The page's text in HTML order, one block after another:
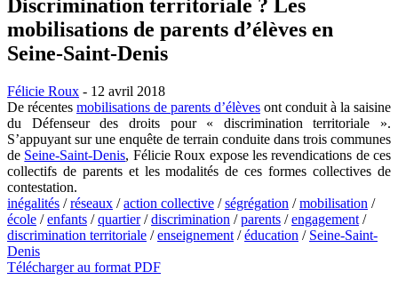
Discrimination territoriale ? Les
mobilisations de parents d’élèves en
Seine-Saint-Denis
Félicie Roux - 12 avril 2018
De récentes mobilisations de parents d’élèves ont conduit à la saisine
du Défenseur des droits pour « discrimination territoriale ».
S’appuyant sur une enquête de terrain conduite dans trois communes
de Seine-Saint-Denis, Félicie Roux expose les revendications de ces
collectifs de parents et les modalités de ces formes collectives de
contestation.
inégalités /réseaux /action collective /ségrégation /mobilisation /
école /enfants /quartier/discrimination /parents /engagement /
discrimination territoriale /enseignement /éducation / Seine-Saint-
Denis
Télécharger au format PDF